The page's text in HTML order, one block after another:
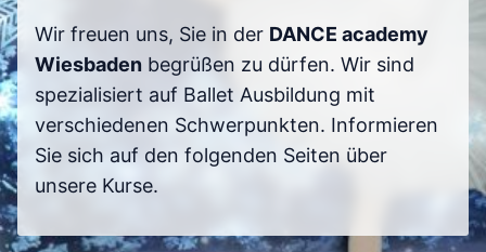
Wir freuen uns, Sie in der DANCE academy
Wiesbaden begrüßen zu dürfen. Wir sind
spezialisiert auf Ballet Ausbildung mit
verschiedenen Schwerpunkten. Informieren
Sie sich auf den folgenden Seiten über
unsere Kurse.